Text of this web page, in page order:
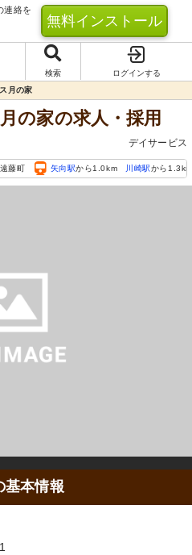
連絡を
無料インストール
検索
ログインする
月の家
の家の求人・採用
デイサービス
遠藤町 矢向駅から1.0km 川崎駅から1.3km
基本情報